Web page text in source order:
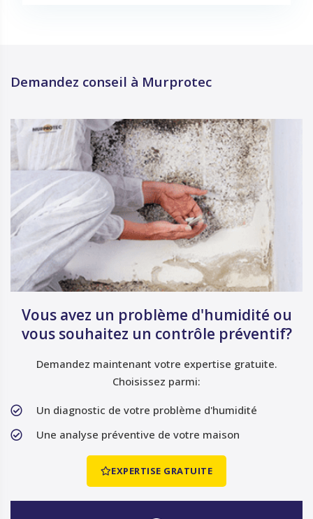
Demandez conseil à Murprotec
Vous avez un problème d'humidité ou
vous souhaitez un contrôle préventif?
Demandez maintenant votre expertise gratuite.
Choisissez parmi:
Un diagnostic de votre problème d'humidité
Une analyse préventive de votre maison
EXPERTISE GRATUITE